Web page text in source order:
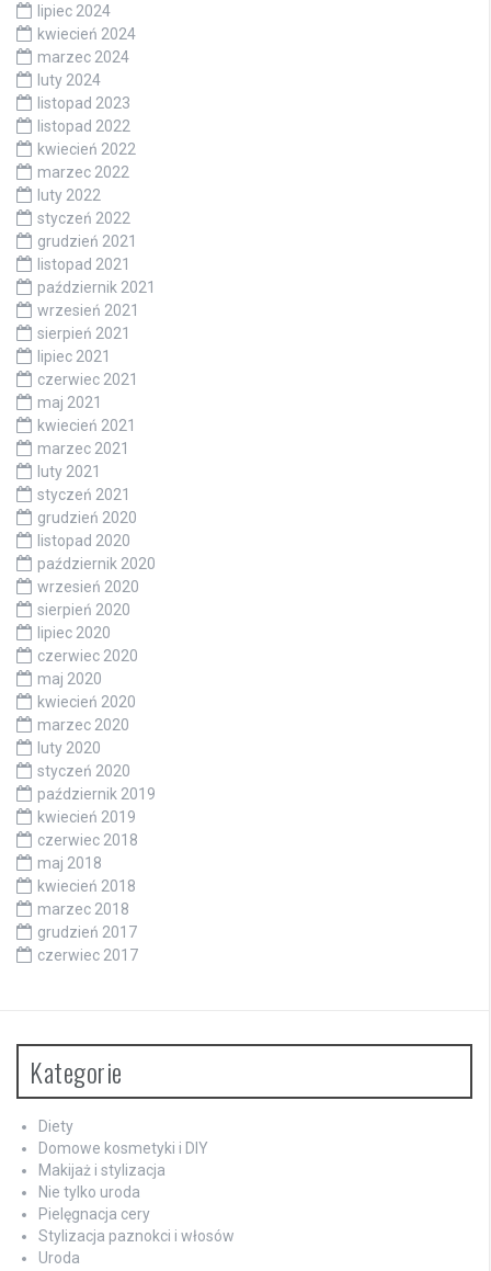
lipiec 2024
kwiecień 2024
marzec 2024
luty 2024
listopad 2023
listopad 2022
kwiecień 2022
marzec 2022
luty 2022
styczeń 2022
grudzień 2021
listopad 2021
październik 2021
wrzesień 2021
sierpień 2021
lipiec 2021
czerwiec 2021
maj 2021
kwiecień 2021
marzec 2021
luty 2021
styczeń 2021
grudzień 2020
listopad 2020
październik 2020
wrzesień 2020
sierpień 2020
lipiec 2020
czerwiec 2020
maj 2020
kwiecień 2020
marzec 2020
luty 2020
styczeń 2020
październik 2019
kwiecień 2019
czerwiec 2018
maj 2018
kwiecień 2018
marzec 2018
grudzień 2017
czerwiec 2017
Kategorie
Diety
Domowe kosmetyki i DIY
Makijaż i stylizacja
Nie tylko uroda
Pielęgnacja cery
Stylizacja paznokci i włosów
Uroda